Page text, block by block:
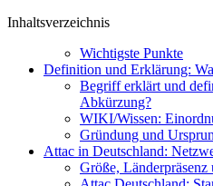
Inhaltsverzeichnis
Wichtigste Punkte
Definition und Erklärung:
Begriff erklärt und
Abkürzung?
WIKI/Wissen:
Gründung und
Attac in Deutschland:
Größe,